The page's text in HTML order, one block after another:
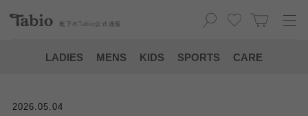
靴下の Tabio 公式通販
LADIES MENS KIDS SPORTS CARE
2026.05.04